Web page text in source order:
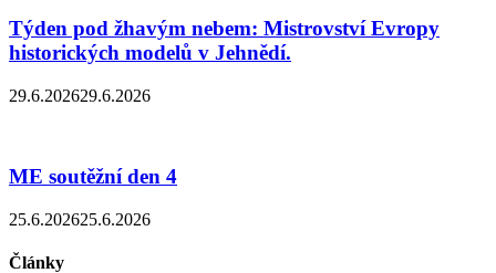
Týden pod žhavým nebem: Mistrovství Evropy
historických modelů v Jehnědí.
29.6.202629.6.2026
ME soutěžní den 4
25.6.202625.6.2026
Články